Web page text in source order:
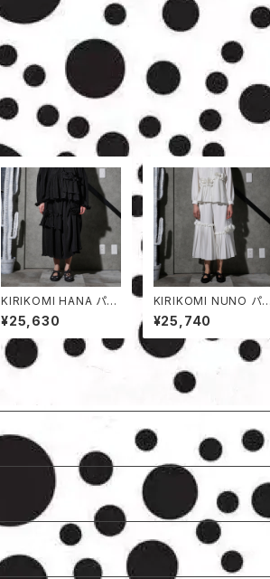
KIRIKOMI HANA パン
ツ
¥25,630
KIRIKOMI NUNO パン
ツ
¥25,740